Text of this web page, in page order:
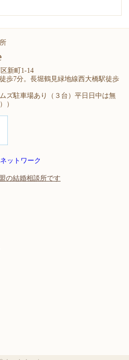
所
新町1-14
歩7分。長堀鶴見緑地線西大橋駅徒歩
ズ駐車場あり（３台）平日日中は無
）
ットワーク
の結婚相談所です